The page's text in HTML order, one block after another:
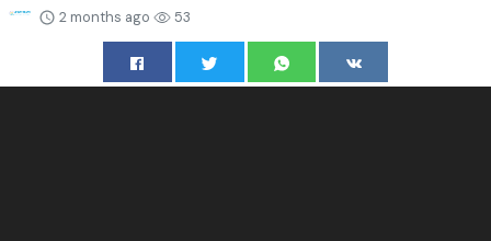
2 months ago 53